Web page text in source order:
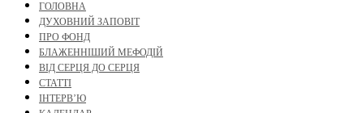
ГОЛОВНА
ДУХОВНИЙ ЗАПОВІТ
ПРО ФОНД
БЛАЖЕННІШИЙ МЕФОДІЙ
ВІД СЕРЦЯ ДО СЕРЦЯ
СТАТТІ
ІНТЕРВ’Ю